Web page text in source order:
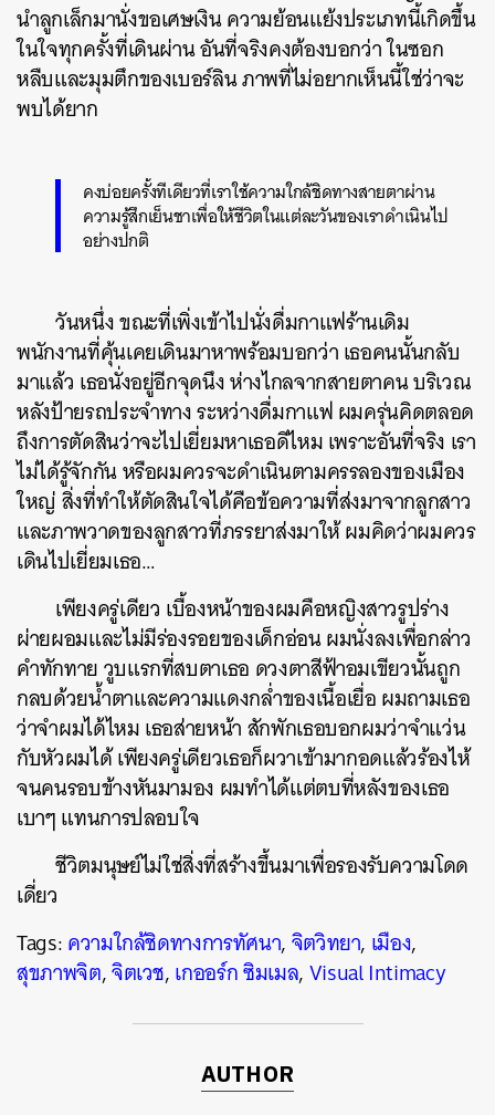
นำลูกเล็กมานั่งขอเศษเงิน ความย้อนแย้งประเภทนี้เกิดขึ้น
ในใจทุกครั้งที่เดินผ่าน อันที่จริงคงต้องบอกว่า ในซอก
หลืบและมุมตึกของเบอร์ลิน ภาพที่ไม่อยากเห็นนี้ใช่ว่าจะ
พบได้ยาก
คงบ่อยครั้งทีเดียวที่เราใช้ความใกล้ชิดทางสายตาผ่าน
ความรู้สึกเย็นชาเพื่อให้ชีวิตในแต่ละวันของเราดำเนินไป
อย่างปกติ
วันหนึ่ง ขณะที่เพิ่งเข้าไปนั่งดื่มกาแฟร้านเดิม
พนักงานที่คุ้นเคยเดินมาหาพร้อมบอกว่า เธอคนนั้นกลับ
มาแล้ว เธอนั่งอยู่อีกจุดนึง ห่างไกลจากสายตาคน บริเวณ
หลังป้ายรถประจำทาง ระหว่างดื่มกาแฟ ผมครุ่นคิดตลอด
ถึงการตัดสินว่าจะไปเยี่ยมหาเธอดีไหม เพราะอันที่จริง เรา
ไม่ได้รู้จักกัน หรือผมควรจะดำเนินตามครรลองของเมือง
ใหญ่ สิ่งที่ทำให้ตัดสินใจได้คือข้อความที่ส่งมาจากลูกสาว
และภาพวาดของลูกสาวที่ภรรยาส่งมาให้ ผมคิดว่าผมควร
เดินไปเยี่ยมเธอ…
เพียงครู่เดียว เบื้องหน้าของผมคือหญิงสาวรูปร่าง
ผ่ายผอมและไม่มีร่องรอยของเด็กอ่อน ผมนั่งลงเพื่อกล่าว
คำทักทาย วูบแรกที่สบตาเธอ ดวงตาสีฟ้าอมเขียวนั้นถูก
กลบด้วยน้ำตาและความแดงกล่ำของเนื้อเยื่อ ผมถามเธอ
ว่าจำผมได้ไหม เธอส่ายหน้า สักพักเธอบอกผมว่าจำแว่น
กับหัวผมได้ เพียงครู่เดียวเธอก็ผวาเข้ามากอดแล้วร้องไห้
จนคนรอบข้างหันมามอง ผมทำได้แต่ตบที่หลังของเธอ
เบาๆ แทนการปลอบใจ
ชีวิตมนุษย์ไม่ใช่สิ่งที่สร้างขึ้นมาเพื่อรองรับความโดด
เดี่ยว
Tags:ความใกล้ชิดทางการทัศนา,จิตวิทยา, เมือง,
สุขภาพจิต,จิตเวช,เกออร์ก ซิมเมล,Visual Intimacy
AUTHOR